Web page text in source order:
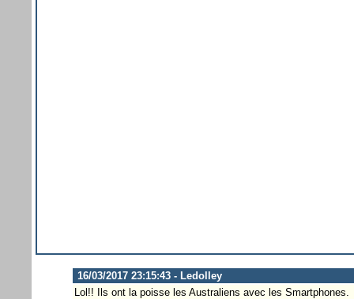
16/03/2017 23:15:43 - Ledolley
Lol!! Ils ont la poisse les Australiens avec les Smartphones.